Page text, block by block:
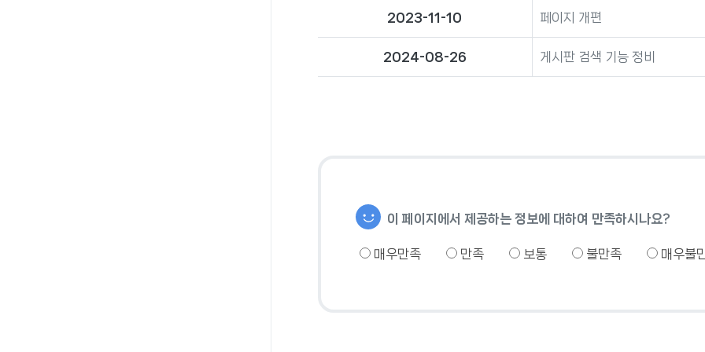
2023-11-10 페이지 개편
2024-08-26 게시판 검색 기능 정비
이 페이지에서 제공하는 정보에 대하여 만족하시나요?
매우만족 만족 보통 불만족 매우불